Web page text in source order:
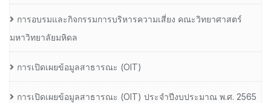
การอบรมและกิจกรรมการบริหารความเสี่ยง คณะวิทยาศาสตร์
มหาวิทยาลัยมหิดล
การเปิดเผยข้อมูลสาธารณะ (OIT)
การเปิดเผยข้อมูลสาธารณะ (OIT) ประจำปีงบประมาณ พ.ศ. 2565